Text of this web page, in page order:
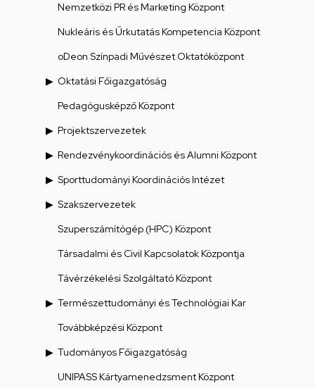
Nemzetközi PR és Marketing Központ
Nukleáris és Űrkutatás Kompetencia Központ
oDeon Színpadi Művészet Oktatóközpont
Oktatási Főigazgatóság
Pedagógusképző Központ
Projektszervezetek
Rendezvénykoordinációs és Alumni Központ
Sporttudományi Koordinációs Intézet
Szakszervezetek
Szuperszámítógép (HPC) Központ
Társadalmi és Civil Kapcsolatok Központja
Távérzékelési Szolgáltató Központ
Természettudományi és Technológiai Kar
Továbbképzési Központ
Tudományos Főigazgatóság
UNIPASS Kártyamenedzsment Központ